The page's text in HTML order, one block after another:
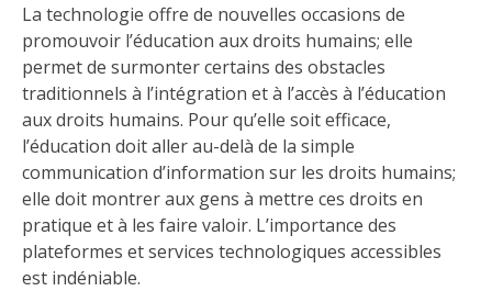
La technologie offre de nouvelles occasions de
promouvoir l’éducation aux droits humains; elle
permet de surmonter certains des obstacles
traditionnels à l’intégration et à l’accès à l’éducation
aux droits humains. Pour qu’elle soit efficace,
l’éducation doit aller au-delà de la simple
communication d’information sur les droits humains;
elle doit montrer aux gens à mettre ces droits en
pratique et à les faire valoir. L’importance des
plateformes et services technologiques accessibles
est indéniable.